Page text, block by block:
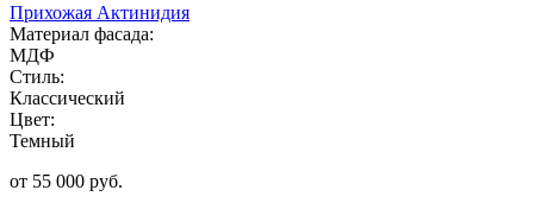
Прихожая Актинидия
Материал фасада:
МДФ
Стиль:
Классический
Цвет:
Темный
от 55 000 руб.